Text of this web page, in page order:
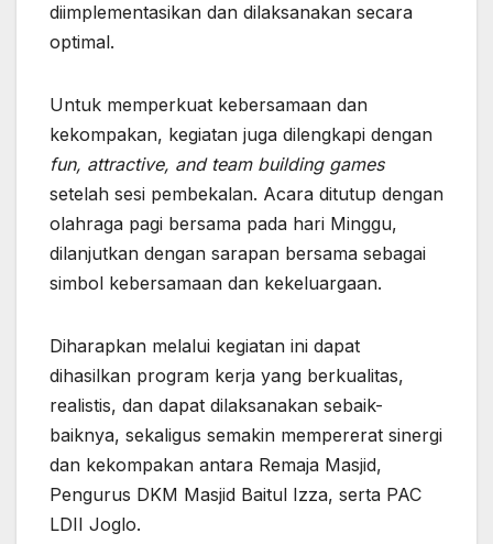
diimplementasikan dan dilaksanakan secara
optimal.
Untuk memperkuat kebersamaan dan
kekompakan, kegiatan juga dilengkapi dengan
fun, attractive, and team building games
setelah sesi pembekalan. Acara ditutup dengan
olahraga pagi bersama pada hari Minggu,
dilanjutkan dengan sarapan bersama sebagai
simbol kebersamaan dan kekeluargaan.
Diharapkan melalui kegiatan ini dapat
dihasilkan program kerja yang berkualitas,
realistis, dan dapat dilaksanakan sebaik-
baiknya, sekaligus semakin mempererat sinergi
dan kekompakan antara Remaja Masjid,
Pengurus DKM Masjid Baitul Izza, serta PAC
LDII Joglo.